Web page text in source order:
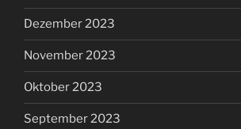
Dezember 2023
November 2023
Oktober 2023
September 2023